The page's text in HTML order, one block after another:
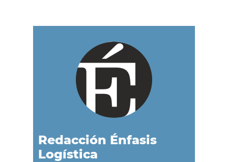
Redacción Énfasis
Logística